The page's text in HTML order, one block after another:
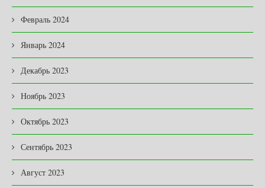
Февраль 2024
Январь 2024
Декабрь 2023
Ноябрь 2023
Октябрь 2023
Сентябрь 2023
Август 2023